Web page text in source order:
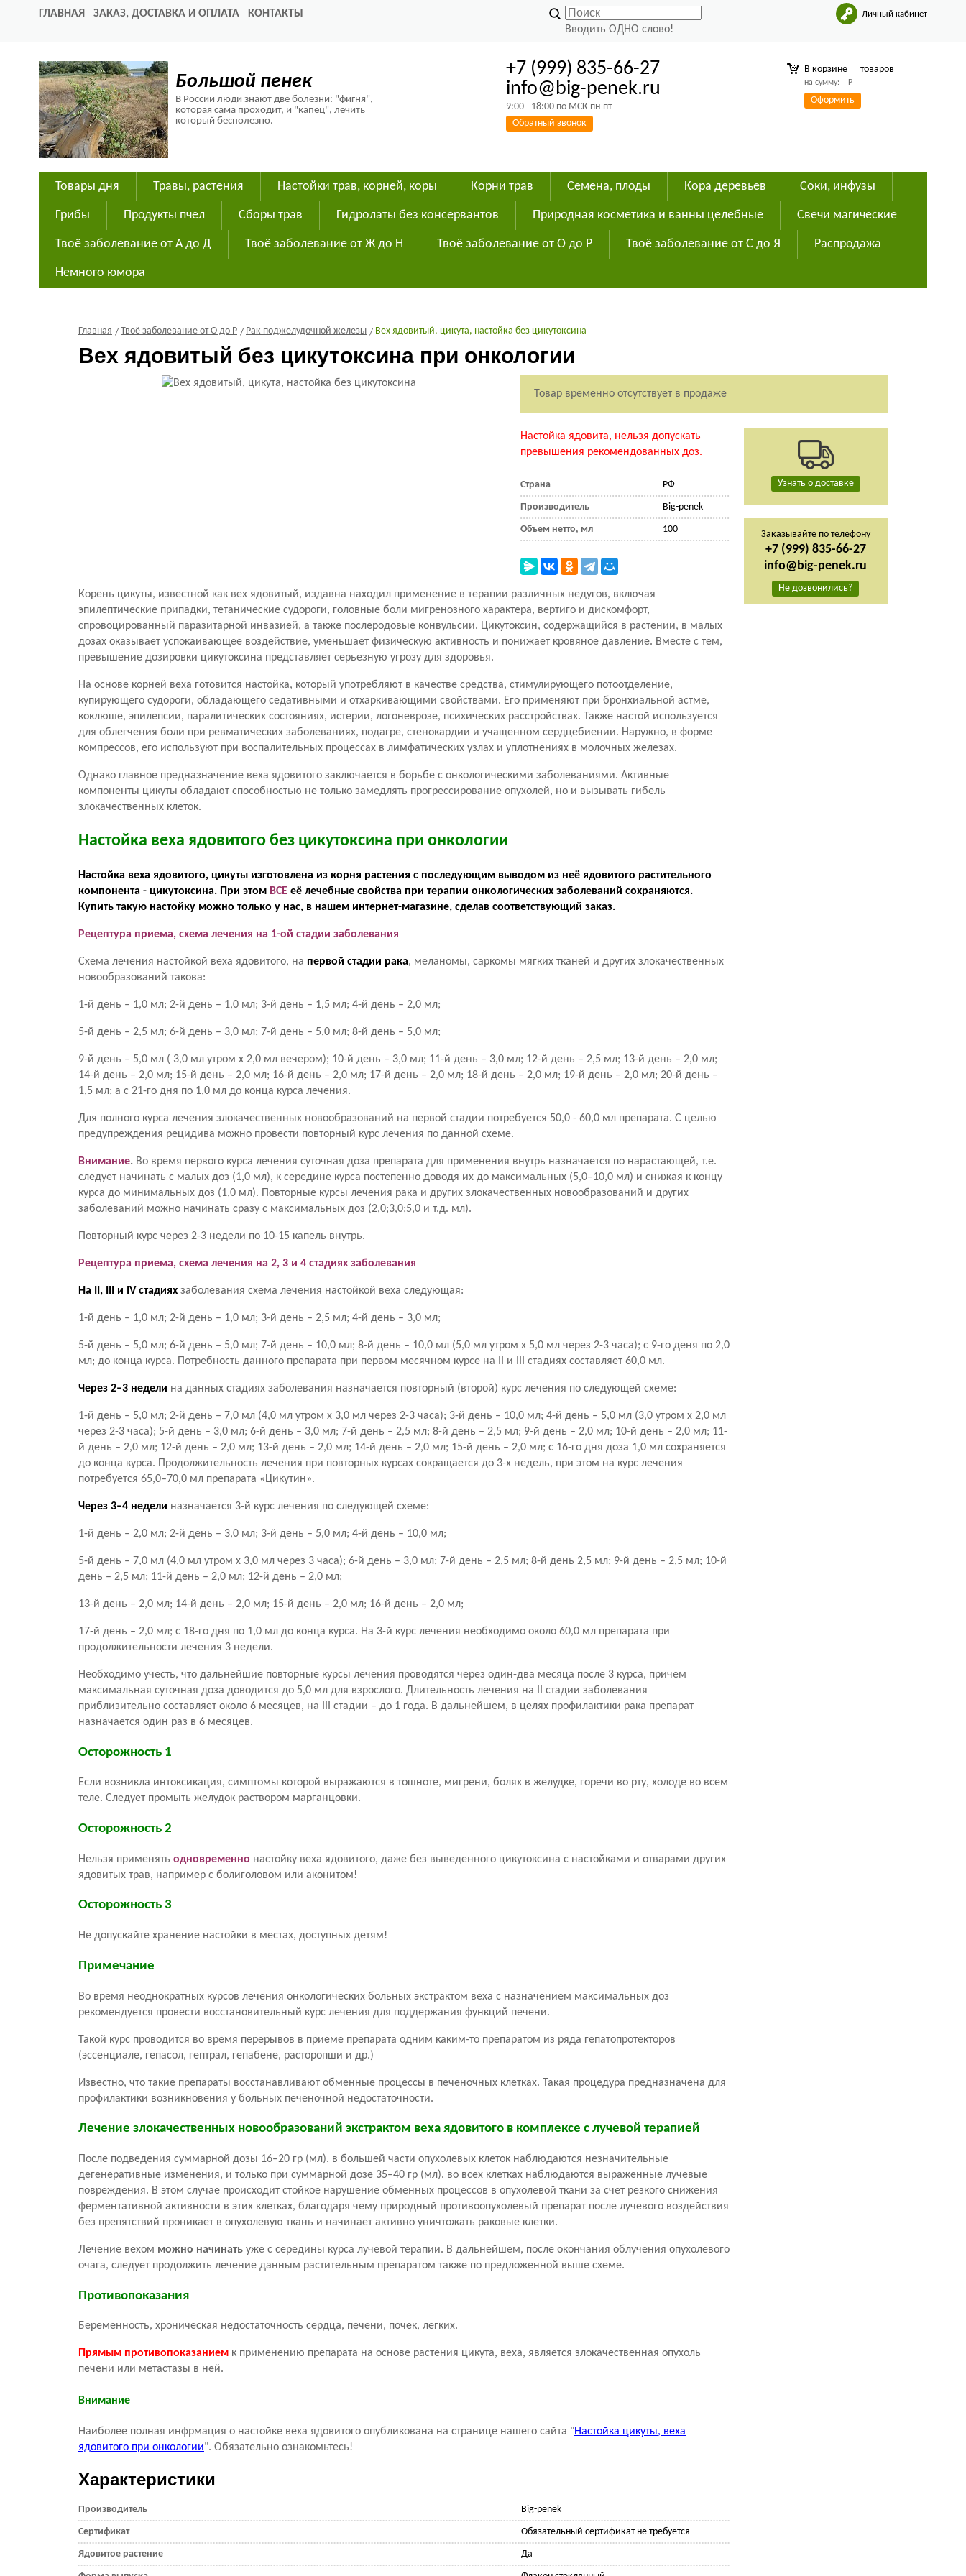
ГЛАВНАЯ ЗАКАЗ, ДОСТАВКА И ОПЛАТА
КОНТАКТЫ
Вводить ОДНО слово!
Личный кабинет
Большой пенек
В России люди знают две болезни: "фигня",
которая сама проходит, и "капец", лечить
который бесполезно.
+7 (999) 835-66-27
info@big-penek.ru
9:00 - 18:00 по МСК пн-пт
Обратный звонок
В корзине товаров
на сумму: Р
Оформить
Товары дня Травы, растения Настойки трав, корней, коры Корни трав Семена, плоды Кора деревьев Соки, инфузы
Грибы Продукты пчел Сборы трав Гидролаты без консервантов Природная косметика и ванны целебные Свечи магические
Твоё заболевание от А до Д Твоё заболевание от Ж до Н Твоё заболевание от О до Р Твоё заболевание от С до Я Распродажа
Немного юмора
Главная Твоё заболевание от О до Р Рак поджелудочной железы Вех ядовитый, цикута, настойка без цикутоксина
Вех ядовитый без цикутоксина при онкологии
Товар временно отсутствует в продаже
Настойка ядовита, нельзя допускать
превышения рекомендованных доз.
Страна РФ
Производитель Big-penek
Объем нетто, мл 100
Корень цикуты, известной как вех ядовитый, издавна находил применение в терапии различных недугов, включая
эпилептические припадки, тетанические судороги, головные боли мигренозного характера, вертиго и дискомфорт,
спровоцированный паразитарной инвазией, а также послеродовые конвульсии. Цикутоксин, содержащийся в растении, в малых
дозах оказывает успокаивающее воздействие, уменьшает физическую активность и понижает кровяное давление. Вместе с тем,
превышение дозировки цикутоксина представляет серьезную угрозу для здоровья.
На основе корней веха готовится настойка, который употребляют в качестве средства, стимулирующего потоотделение,
купирующего судороги, обладающего седативными и отхаркивающими свойствами. Его применяют при бронхиальной астме,
коклюше, эпилепсии, паралитических состояниях, истерии, логоневрозе, психических расстройствах. Также настой используется
для облегчения боли при ревматических заболеваниях, подагре, стенокардии и учащенном сердцебиении. Наружно, в форме
компрессов, его используют при воспалительных процессах в лимфатических узлах и уплотнениях в молочных железах.
Однако главное предназначение веха ядовитого заключается в борьбе с онкологическими заболеваниями. Активные
компоненты цикуты обладают способностью не только замедлять прогрессирование опухолей, но и вызывать гибель
злокачественных клеток.
Настойка веха ядовитого без цикутоксина при онкологии
Настойка веха ядовитого, цикуты изготовлена из корня растения с последующим выводом из неё ядовитого растительного
компонента - цикутоксина. При этом ВСЕ её лечебные свойства при терапии онкологических заболеваний сохраняются.
Купить такую настойку можно только у нас, в нашем интернет-магазине, сделав соответствующий заказ.
Рецептура приема, схема лечения на 1-ой стадии заболевания
Схема лечения настойкой веха ядовитого, на первой стадии рака, меланомы, саркомы мягких тканей и других злокачественных
новообразований такова:
1-й день – 1,0 мл; 2-й день – 1,0 мл; 3-й день – 1,5 мл; 4-й день – 2,0 мл;
5-й день – 2,5 мл; 6-й день – 3,0 мл; 7-й день – 5,0 мл; 8-й день – 5,0 мл;
9-й день – 5,0 мл ( 3,0 мл утром х 2,0 мл вечером); 10-й день – 3,0 мл; 11-й день – 3,0 мл; 12-й день – 2,5 мл; 13-й день – 2,0 мл;
14-й день – 2,0 мл; 15-й день – 2,0 мл; 16-й день – 2,0 мл; 17-й день – 2,0 мл; 18-й день – 2,0 мл; 19-й день – 2,0 мл; 20-й день –
1,5 мл; а с 21-го дня по 1,0 мл до конца курса лечения.
Для полного курса лечения злокачественных новообразований на первой стадии потребуется 50,0 - 60,0 мл препарата. С целью
предупреждения рецидива можно провести повторный курс лечения по данной схеме.
Внимание. Во время первого курса лечения суточная доза препарата для применения внутрь назначается по нарастающей, т.е.
следует начинать с малых доз (1,0 мл), к середине курса постепенно доводя их до максимальных (5,0–10,0 мл) и снижая к концу
курса до минимальных доз (1,0 мл). Повторные курсы лечения рака и других злокачественных новообразований и других
заболеваний можно начинать сразу с максимальных доз (2,0;3,0;5,0 и т.д. мл).
Повторный курс через 2-3 недели по 10-15 капель внутрь.
Рецептура приема, схема лечения на 2, 3 и 4 стадиях заболевания
На II, III и IV стадиях заболевания схема лечения настойкой веха следующая:
1-й день – 1,0 мл; 2-й день – 1,0 мл; 3-й день – 2,5 мл; 4-й день – 3,0 мл;
5-й день – 5,0 мл; 6-й день – 5,0 мл; 7-й день – 10,0 мл; 8-й день – 10,0 мл (5,0 мл утром х 5,0 мл через 2-3 часа); с 9-го деня по 2,0
мл; до конца курса. Потребность данного препарата при первом месячном курсе на II и III стадиях составляет 60,0 мл.
Через 2–3 недели на данных стадиях заболевания назначается повторный (второй) курс лечения по следующей схеме:
1-й день – 5,0 мл; 2-й день – 7,0 мл (4,0 мл утром х 3,0 мл через 2-3 часа); 3-й день – 10,0 мл; 4-й день – 5,0 мл (3,0 утром х 2,0 мл
через 2-3 часа); 5-й день – 3,0 мл; 6-й день – 3,0 мл; 7-й день – 2,5 мл; 8-й день – 2,5 мл; 9-й день – 2,0 мл; 10-й день – 2,0 мл; 11-
й день – 2,0 мл; 12-й день – 2,0 мл; 13-й день – 2,0 мл; 14-й день – 2,0 мл; 15-й день – 2,0 мл; с 16-го дня доза 1,0 мл сохраняется
до конца курса. Продолжительность лечения при повторных курсах сокращается до 3-х недель, при этом на курс лечения
потребуется 65,0–70,0 мл препарата «Цикутин».
Через 3–4 недели назначается 3-й курс лечения по следующей схеме:
1-й день – 2,0 мл; 2-й день – 3,0 мл; 3-й день – 5,0 мл; 4-й день – 10,0 мл;
5-й день – 7,0 мл (4,0 мл утром х 3,0 мл через 3 часа); 6-й день – 3,0 мл; 7-й день – 2,5 мл; 8-й день 2,5 мл; 9-й день – 2,5 мл; 10-й
день – 2,5 мл; 11-й день – 2,0 мл; 12-й день – 2,0 мл;
13-й день – 2,0 мл; 14-й день – 2,0 мл; 15-й день – 2,0 мл; 16-й день – 2,0 мл;
17-й день – 2,0 мл; с 18-го дня по 1,0 мл до конца курса. На 3-й курс лечения необходимо около 60,0 мл препарата при
продолжительности лечения 3 недели.
Необходимо учесть, что дальнейшие повторные курсы лечения проводятся через один-два месяца после 3 курса, причем
максимальная суточная доза доводится до 5,0 мл для взрослого. Длительность лечения на II стадии заболевания
приблизительно составляет около 6 месяцев, на III стадии – до 1 года. В дальнейшем, в целях профилактики рака препарат
назначается один раз в 6 месяцев.
Осторожность 1
Если возникла интоксикация, симптомы которой выражаются в тошноте, мигрени, болях в желудке, горечи во рту, холоде во всем
теле. Следует промыть желудок раствором марганцовки.
Осторожность 2
Нельзя применять одновременно настойку веха ядовитого, даже без выведенного цикутоксина с настойками и отварами других
ядовитых трав, например с болиголовом или аконитом!
Осторожность 3
Не допускайте хранение настойки в местах, доступных детям!
Примечание
Во время неоднократных курсов лечения онкологических больных экстрактом веха с назначением максимальных доз
рекомендуется провести восстановительный курс лечения для поддержания функций печени.
Такой курс проводится во время перерывов в приеме препарата одним каким-то препаратом из ряда гепатопротекторов
(эссенциале, гепасол, гептрал, гепабене, расторопши и др.)
Известно, что такие препараты восстанавливают обменные процессы в печеночных клетках. Такая процедура предназначена для
профилактики возникновения у больных печеночной недостаточности.
Лечение злокачественных новообразований экстрактом веха ядовитого в комплексе с лучевой терапией
После подведения суммарной дозы 16–20 гр (мл). в большей части опухолевых клеток наблюдаются незначительные
дегенеративные изменения, и только при суммарной дозе 35–40 гр (мл). во всех клетках наблюдаются выраженные лучевые
повреждения. В этом случае происходит стойкое нарушение обменных процессов в опухолевой ткани за счет резкого снижения
ферментативной активности в этих клетках, благодаря чему природный противоопухолевый препарат после лучевого воздействия
без препятствий проникает в опухолевую ткань и начинает активно уничтожать раковые клетки.
Лечение вехом можно начинать уже с середины курса лучевой терапии. В дальнейшем, после окончания облучения опухолевого
очага, следует продолжить лечение данным растительным препаратом также по предложенной выше схеме.
Противопоказания
Беременность, хроническая недостаточность сердца, печени, почек, легких.
Прямым противопоказанием к применению препарата на основе растения цикута, веха, является злокачественная опухоль
печени или метастазы в ней.
Внимание
Наиболее полная инфрмация о настойке веха ядовитого опубликована на странице нашего сайта "Настойка цикуты, веха
ядовитого при онкологии". Обязательно ознакомьтесь!
Характеристики
Производитель Big-penek
Сертификат Обязательный сертификат не требуется
Ядовитое растение Да
Узнать о доставке
Заказывайте по телефону
+7 (999) 835-66-27
info@big-penek.ru
Не дозвонились?